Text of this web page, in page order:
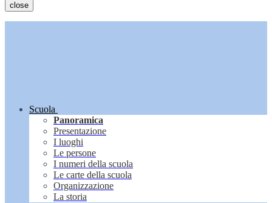
close
Scuola
Panoramica
Presentazione
I luoghi
Le persone
I numeri della scuola
Le carte della scuola
Organizzazione
La storia